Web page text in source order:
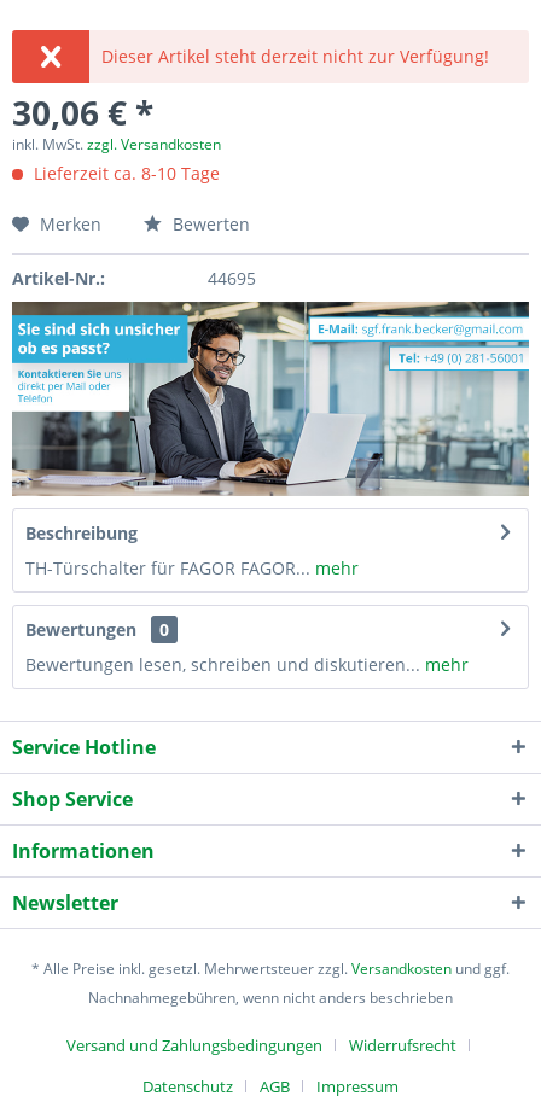
Dieser Artikel steht derzeit nicht zur Verfügung!
30,06 € *
inkl. MwSt.zzgl. Versandkosten
Lieferzeit ca. 8-10 Tage
Merken Bewerten
Artikel-Nr.: 44695
Beschreibung
TH-Türschalter für FAGOR FAGOR... mehr
Bewertungen
0
Bewertungen lesen, schreiben und diskutieren... mehr
Service Hotline
Shop Service
Informationen
Newsletter
* Alle Preise inkl. gesetzl. Mehrwertsteuer zzgl.Versandkosten und ggf.
Nachnahmegebühren, wenn nicht anders beschrieben
Versand und Zahlungsbedingungen
Widerrufsrecht
Datenschutz
AGB Impressum